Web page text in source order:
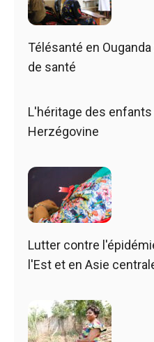
Télésanté en
de santé
L'héritage des
Herzégovine
Lutter contre
l'Est et en Asie